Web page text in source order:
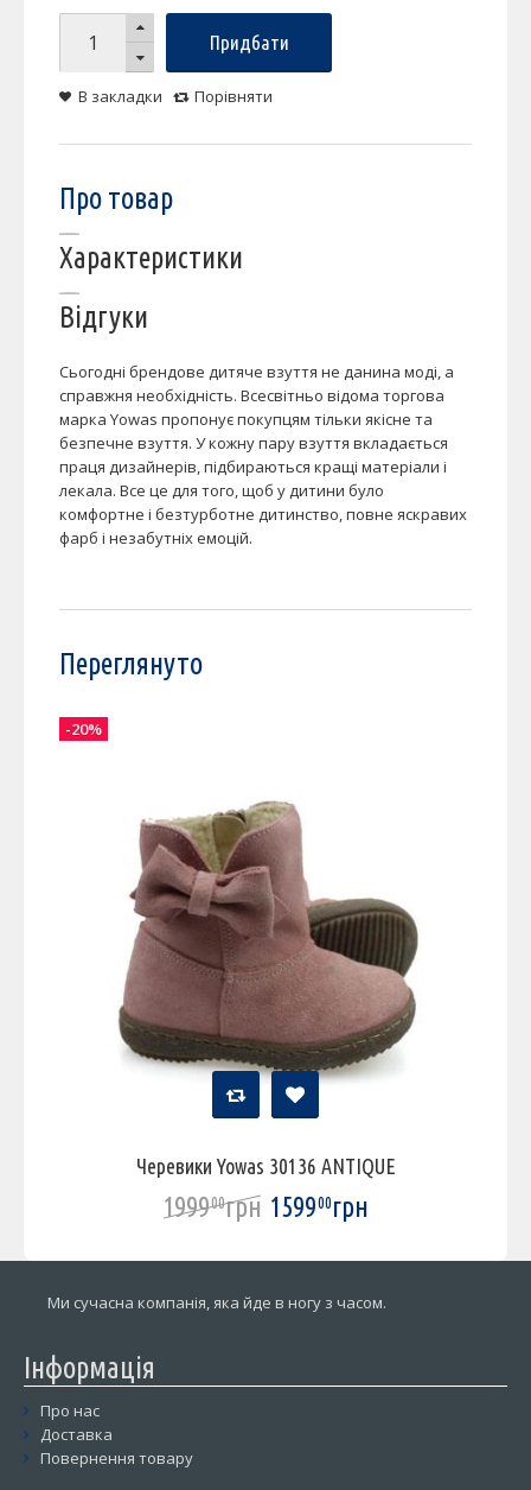
Придбати
В закладки Порівняти
Про товар
Характеристики
Відгуки
Сьогодні брендове дитяче взуття не данина моді, а
справжня необхідність. Всесвітньо відома торгова
марка Yowas пропонує покупцям тільки якісне та
безпечне взуття. У кожну пару взуття вкладається
праця дизайнерів, підбираються кращі матеріали і
лекала. Все це для того, щоб у дитини було
комфортне і безтурботне дитинство, повне яскравих
фарб і незабутніх емоцій.
Переглянуто
Черевики Yowas 30136 ANTIQUE
199900грн 159900грн
-20%
Ми сучасна компанія, яка йде в ногу з часом.
Інформація
Про нас
Доставка
Повернення товару